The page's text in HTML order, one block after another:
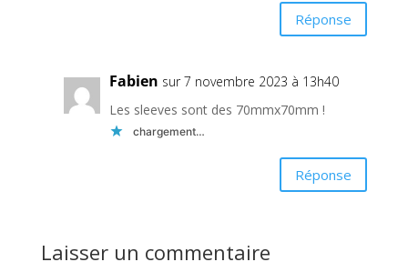
Réponse
Fabien sur 7 novembre 2023 à 13h40
Les sleeves sont des 70mmx70mm !
chargement…
Réponse
Laisser un commentaire